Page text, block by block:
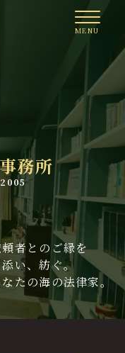
務所
者とのご縁を
い、紡ぐ。
たの海の法律家。